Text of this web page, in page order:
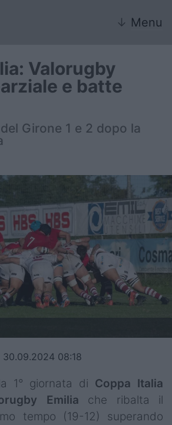
↓ Menu
Valorugby
e batte
Girone 1 e 2 dopo la
30.09.2024 08:18
1° giornata di Coppa Italia
Emilia che ribalta il
tempo (19-12) superando